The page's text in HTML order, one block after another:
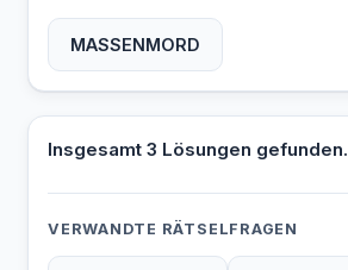
MASSENMORD
Insgesamt 3 Lösungen gefunden.
VERWANDTE RÄTSELFRAGEN